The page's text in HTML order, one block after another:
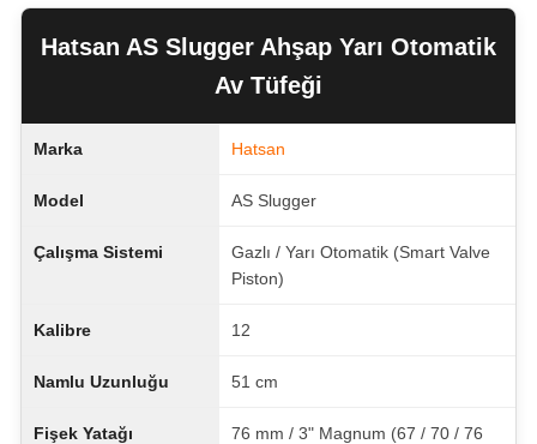
Hatsan AS Slugger Ahşap Yarı Otomatik
Av Tüfeği
Marka Hatsan
Model AS Slugger
Çalışma Sistemi
Gazlı / Yarı Otomatik (Smart Valve
Piston)
Kalibre 12
Namlu Uzunluğu 51 cm
Fişek Yatağı 76 mm / 3" Magnum (67 / 70 / 76